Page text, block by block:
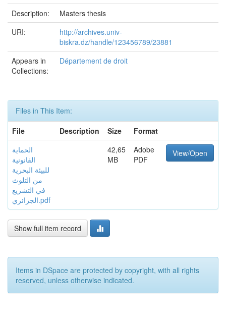
Description:
Masters thesis
URI:
http://archives.univ-
biskra.dz/handle/123456789/23881
Appears in
Collections:
Département de droit
Files in This Item:
File
Description Size
Format
الحماية
القانونية
للبيئة البحرية
من التلوث
في التشريع
الجزائري.pdf
42,65
MB
Adobe
PDF
View/Open
Show full item record
Items in DSpace are protected by copyright, with all rights
reserved, unless otherwise indicated.